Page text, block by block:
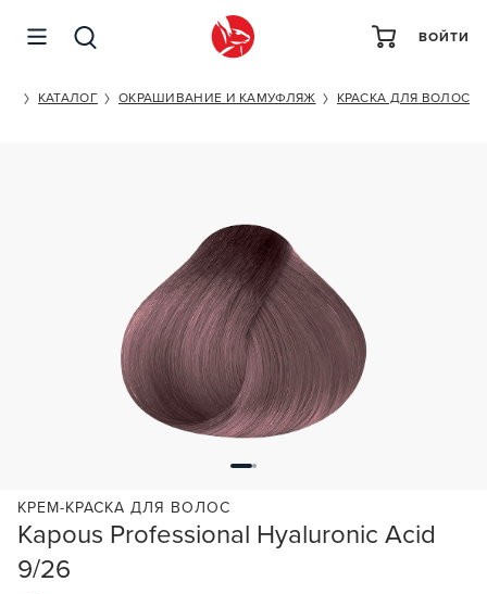
ВОЙТИ
КАТАЛОГ ОКРАШИВАНИЕ И КАМУФЛЯЖ КРАСКА ДЛЯ ВОЛОС
Kapous Professional Hyaluronic Acid
9/26
КРЕМ-КРАСКА ДЛЯ ВОЛОС
KAPOUS PROFESSIONAL HYALURONIC ACID 9/26